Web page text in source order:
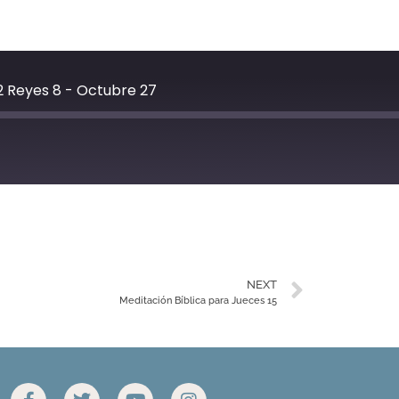
8 - Octubre 27
NEXT
Meditación Bíblica para Jueces 15